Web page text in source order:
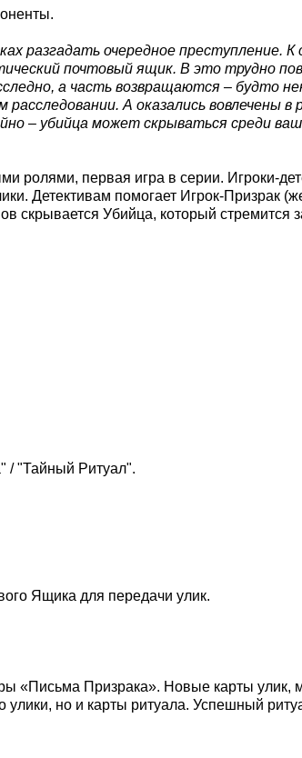
разгадать очередное преступление.
почтовый ящик. В это трудно
а часть возвращаются – будто
А оказались вовлечены в
– убийца может скрываться среди
ролями, первая игра в серии. Игроки-
Детективам помогает Игрок-Призрак
скрывается Убийца, который стремится
/ "Тайный Ритуал".
Ящика для передачи улик.
«Письма Призрака». Новые карты улик,
улики, но и карты ритуала. Успешный